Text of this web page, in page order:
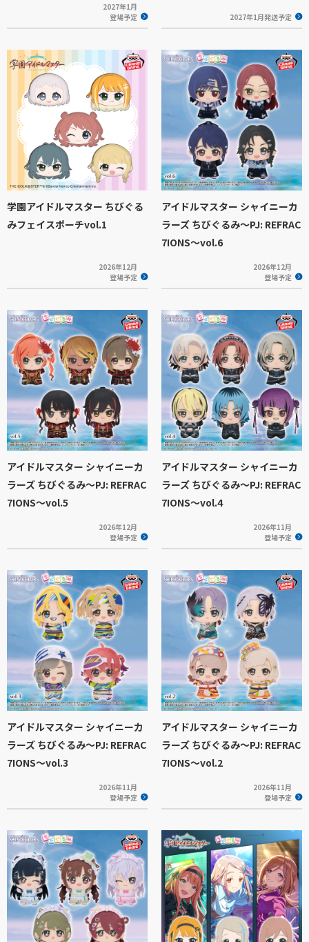
2027年1月
登場予定
2027年1月発送予定
学園アイドルマスター ちびぐる
みフェイスポーチvol.1
2026年12月
登場予定
アイドルマスター シャイニーカ
ラーズ ちびぐるみ～PJ: REFRAC
7IONS～vol.6
2026年12月
登場予定
アイドルマスター シャイニーカ
ラーズ ちびぐるみ～PJ: REFRAC
7IONS～vol.5
2026年12月
登場予定
アイドルマスター シャイニーカ
ラーズ ちびぐるみ～PJ: REFRAC
7IONS～vol.4
2026年11月
登場予定
アイドルマスター シャイニーカ
ラーズ ちびぐるみ～PJ: REFRAC
7IONS～vol.3
2026年11月
登場予定
アイドルマスター シャイニーカ
ラーズ ちびぐるみ～PJ: REFRAC
7IONS～vol.2
2026年11月
登場予定